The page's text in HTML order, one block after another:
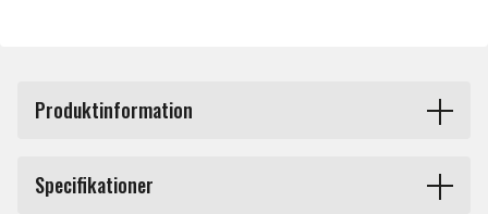
Produktinformation
Frontskinn, med ett förstärkt 5" hål, tillfredställer både
trumslagare och ljudtekniker. Dämpringen minimerar
Specifikationer